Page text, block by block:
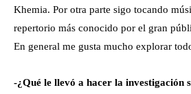
Khemia. Por otra parte sigo tocando
repertorio más conocido por el gran
En general me gusta mucho explorar
-¿Qué le llevó a hacer la investigación